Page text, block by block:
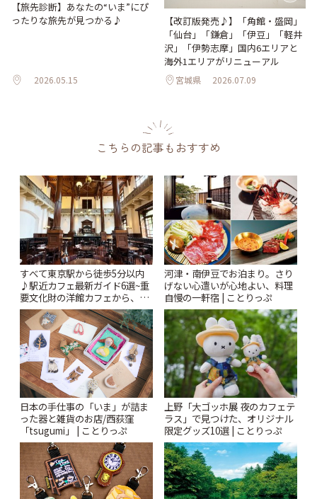
【旅先診断】あなたの“いま”にぴ
ったりな旅先が見つかる♪
2026.05.15
【改訂版発売♪】「角館・盛岡」
「仙台」「鎌倉」「伊豆」「軽井
沢」「伊勢志摩」国内6エリアと
海外1エリアがリニューアル
宮城県 2026.07.09
こちらの記事もおすすめ
すべて東京駅から徒歩5分以内
♪駅近カフェ最新ガイド6選~重
要文化財の洋館カフェから、改
札すぐのレトロ喫茶まで~ | こと
りっぷ
河津・南伊豆でお泊まり。さり
げない心遣いが心地よい、料理
自慢の一軒宿 | ことりっぷ
日本の手仕事の「いま」が詰ま
った器と雑貨のお店/西荻窪
「tsugumi」 | ことりっぷ
上野「大ゴッホ展 夜のカフェテ
ラス」で見つけた、オリジナル
限定グッズ10選 | ことりっぷ